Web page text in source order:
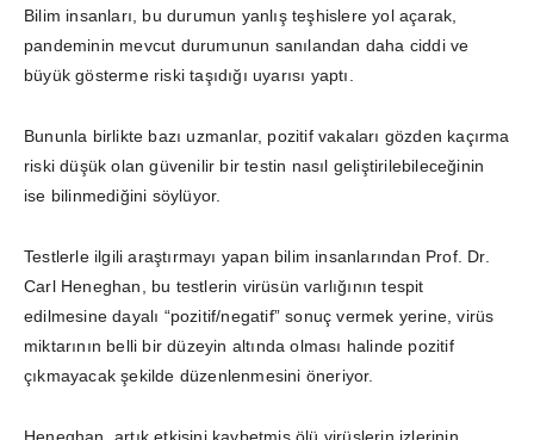
Bilim insanları, bu durumun yanlış teşhislere yol açarak,
pandeminin mevcut durumunun sanılandan daha ciddi ve
büyük gösterme riski taşıdığı uyarısı yaptı.
Bununla birlikte bazı uzmanlar, pozitif vakaları gözden kaçırma
riski düşük olan güvenilir bir testin nasıl geliştirilebileceğinin
ise bilinmediğini söylüyor.
Testlerle ilgili araştırmayı yapan bilim insanlarından Prof. Dr.
Carl Heneghan, bu testlerin virüsün varlığının tespit
edilmesine dayalı “pozitif/negatif” sonuç vermek yerine, virüs
miktarının belli bir düzeyin altında olması halinde pozitif
çıkmayacak şekilde düzenlenmesini öneriyor.
Heneghan, artık etkisini kaybetmiş ölü virüslerin izlerinin